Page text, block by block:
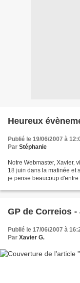
Heureux
Publié le 19/06/2007 à
Par Stéphanie
Notre Webmaster, Xavier,
18 juin dans la matinée et
je pense beaucoup
GP de Correios -
Publié le 17/06/2007 à
Par Xavier G.